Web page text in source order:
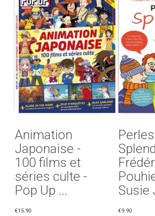
Animation
Japonaise -
100 films et
séries culte -
Pop Up ...
€15.90
Susie
€9.90